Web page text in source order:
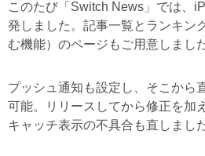
このたび「Switch News」では、
発しました。記事一覧とランキン
む機能）のページもご用意しました
プッシュ通知も設定し、そこから
可能。リリースしてから修正を加
キャッチ表示の不具合も直しました